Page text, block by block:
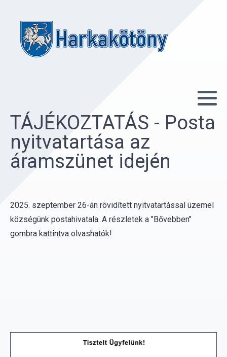
TÁJÉKOZTATÁS - Posta
nyitvatartása az
áramszünet idején
2025. szeptember 26-án rövidített nyitvatartással üzemel
községünk postahivatala. A részletek a "Bővebben"
gombra kattintva olvashatók!